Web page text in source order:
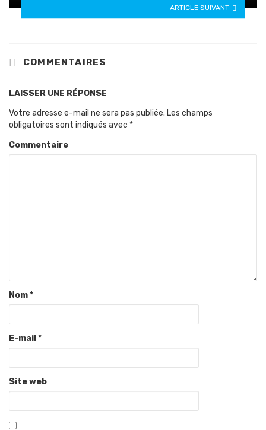
ARTICLE SUIVANT
COMMENTAIRES
LAISSER UNE RÉPONSE
Votre adresse e-mail ne sera pas publiée. Les champs
obligatoires sont indiqués avec *
Commentaire
Nom*
E-mail *
Site web